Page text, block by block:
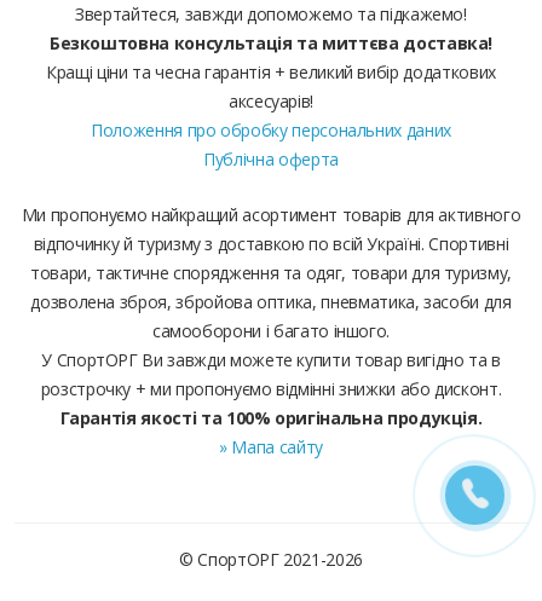
Звертайтеся, завжди допоможемо та підкажемо!
Безкоштовна консультація та миттєва доставка!
Кращі ціни та чесна гарантія + великий вибір додаткових
аксесуарів!
Положення про обробку персональних даних
Публічна оферта
Ми пропонуємо найкращий асортимент товарів для активного
відпочинку й туризму з доставкою по всій Україні. Спортивні
товари, тактичне спорядження та одяг, товари для туризму,
дозволена зброя, збройова оптика, пневматика, засоби для
самооборони і багато іншого.
У СпортОРГ Ви завжди можете купити товар вигідно та в
розстрочку + ми пропонуємо відмінні знижки або дисконт.
Гарантія якості та 100% оригінальна продукція.
» Мапа сайту
© СпортОРГ 2021-2026